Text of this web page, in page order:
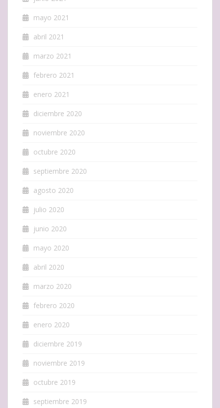
mayo 2021
abril 2021
marzo 2021
febrero 2021
enero 2021
diciembre 2020
noviembre 2020
octubre 2020
septiembre 2020
agosto 2020
julio 2020
junio 2020
mayo 2020
abril 2020
marzo 2020
febrero 2020
enero 2020
diciembre 2019
noviembre 2019
octubre 2019
septiembre 2019